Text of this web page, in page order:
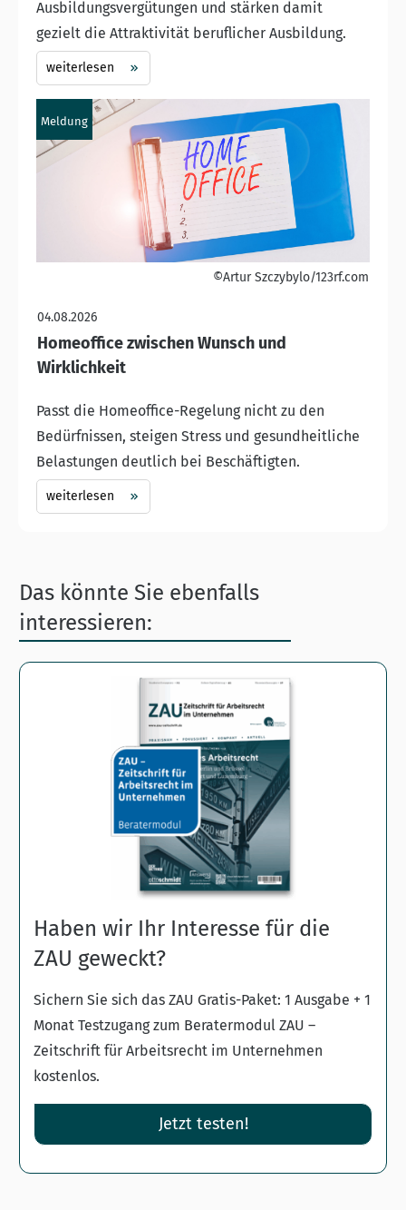
Ausbildungsvergütungen und stärken damit
gezielt die Attraktivität beruflicher Ausbildung.
weiterlesen
Meldung
©Artur Szczybylo/123rf.com
04.08.2026
Homeoffice zwischen Wunsch und
Wirklichkeit
Passt die Homeoffice-Regelung nicht zu den
Bedürfnissen, steigen Stress und gesundheitliche
Belastungen deutlich bei Beschäftigten.
weiterlesen
Das könnte Sie ebenfalls
interessieren:
Haben wir Ihr Interesse für die
ZAU geweckt?
Sichern Sie sich das ZAU Gratis-Paket: 1 Ausgabe + 1
Monat Testzugang zum Beratermodul ZAU –
Zeitschrift für Arbeitsrecht im Unternehmen
kostenlos.
Jetzt testen!